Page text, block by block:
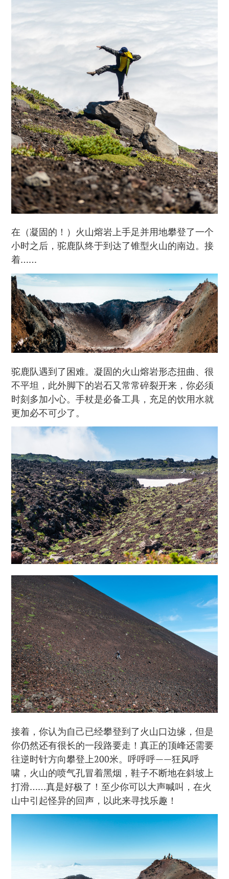
在（凝固的！）火山熔岩上手足并用地攀登了一个
小时之后，驼鹿队终于到达了锥型火山的南边。接
着……
驼鹿队遇到了困难。凝固的火山熔岩形态扭曲、很
不平坦，此外脚下的岩石又常常碎裂开来，你必须
时刻多加小心。手杖是必备工具，充足的饮用水就
更加必不可少了。
接着，你认为自己已经攀登到了火山口边缘，但是
你仍然还有很长的一段路要走！真正的顶峰还需要
往逆时针方向攀登上200米。呼呼呼——狂风呼
啸，火山的喷气孔冒着黑烟，鞋子不断地在斜坡上
打滑……真是好极了！至少你可以大声喊叫，在火
山中引起怪异的回声，以此来寻找乐趣！